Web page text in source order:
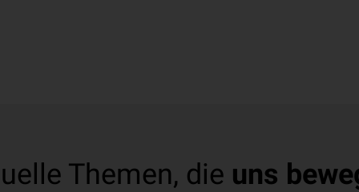
Themen, die uns